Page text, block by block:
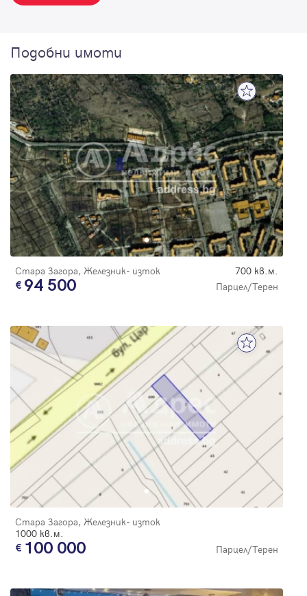
Подобни имоти
Стара Загора, Железник- изток 700 кв.м.
94 500 Парцел/Терен
Стара Загора, Железник- изток
1000 кв.м.
100 000 Парцел/Терен